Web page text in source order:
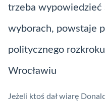
trzeba wypowiedzieć
wyborach, powstaje
politycznego
Wrocławiu
Jeżeli ktoś dał wiarę